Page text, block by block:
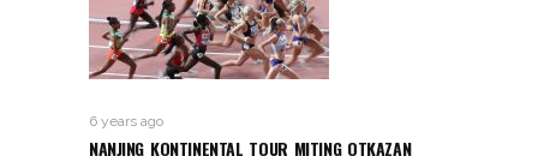
6 years ago
NANJING KONTINENTAL TOUR MITING OTKAZAN